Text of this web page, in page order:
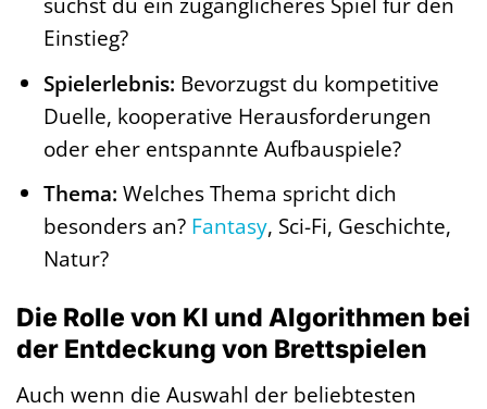
Einstieg?
Spielerlebnis: Bevorzugst du kompetitive
Duelle, kooperative Herausforderungen
oder eher entspannte Aufbauspiele?
Thema: Welches Thema spricht dich
besonders an? Fantasy, Sci-Fi, Geschichte,
Natur?
Die Rolle von KI und Algorithmen bei
der Entdeckung von Brettspielen
Auch wenn die Auswahl der beliebtesten